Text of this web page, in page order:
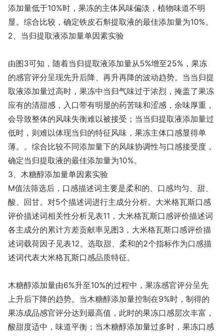
添加量低于10%时，果冻的主体风味偏淡，植物味道不明
显。综合比较，确定铁皮石斛提取液的最佳添加量为10%。
2、当归提取液添加量单因素实验
由图3可知，随着当归提取液添加量从5%增至25%，果冻
的感官评分呈现先升后降、再升再降的波动趋势。当当归提
取液添加量过高时，果冻中当归气味过于浓烈，掩盖了果冻
应有的清甜感，入口带有明显的药苦味和涩感，余味厚重，
会导致整体的风味失衡难以被接受；当当归提取液添加量过
低时，则难以体现当归的特征风味，果冻主体口感显得单
薄。。综合比较不同添加量下的风味协调性与口感接受度，
确定当归提取液的最佳添加量为10%。
3、木糖醇添加量单因素实验
M值法筛选后，口感描述词主要是柔和的、口感均匀、甜、
酸、回甘。对5个描述词进行主成分分析。大米格瓦斯口感
评价描述词相关性分析见表11，大米格瓦斯口感评价描述词
各主成分的累计方差贡献率见图3，大米格瓦斯口感评价描
述词载荷因子见表12。选取甜、柔和的2个指标作为口感描
述词代表大米格瓦斯口感品质特征。
木糖醇添加量由6%升至10%的过程中，果冻感官评分呈先
上升后下降的趋势。当木糖醇添加量控制在9%时，制得的
果冻成品感官评分达到最高值，此时的果冻口感层次丰富，
酸甜度适中，味道平衡；当木糖醇添加量过多时，果冻口感